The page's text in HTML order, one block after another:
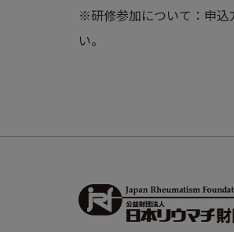
※研修参加について：申込
い。